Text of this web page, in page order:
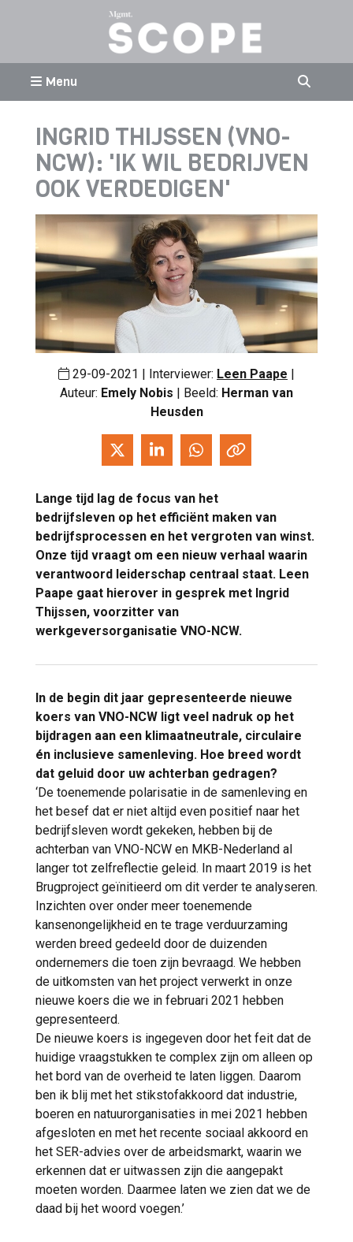
Menu
INGRID THIJSSEN (VNO-
NCW): 'IK WIL BEDRIJVEN
OOK VERDEDIGEN'
29-09-2021 | Interviewer: Leen Paape |
Auteur: Emely Nobis | Beeld: Herman van
Heusden
Lange tijd lag de focus van het
bedrijfsleven op het efficiënt maken van
bedrijfsprocessen en het vergroten van winst.
Onze tijd vraagt om een nieuw verhaal waarin
verantwoord leiderschap centraal staat. Leen
Paape gaat hierover in gesprek met Ingrid
Thijssen, voorzitter van
werkgeversorganisatie VNO-NCW.
In de begin dit jaar gepresenteerde nieuwe
koers van VNO-NCW ligt veel nadruk op het
bijdragen aan een klimaatneutrale, circulaire
én inclusieve samenleving. Hoe breed wordt
dat geluid door uw achterban gedragen?
‘De toenemende polarisatie in de samenleving en
het besef dat er niet altijd even positief naar het
bedrijfsleven wordt gekeken, hebben bij de
achterban van VNO-NCW en MKB-Nederland al
langer tot zelfreflectie geleid. In maart 2019 is het
Brugproject geïnitieerd om dit verder te analyseren.
Inzichten over onder meer toenemende
kansenongelijkheid en te trage verduurzaming
werden breed gedeeld door de duizenden
ondernemers die toen zijn bevraagd. We hebben
de uitkomsten van het project verwerkt in onze
nieuwe koers die we in februari 2021 hebben
gepresenteerd.
De nieuwe koers is ingegeven door het feit dat de
huidige vraagstukken te complex zijn om alleen op
het bord van de overheid te laten liggen. Daarom
ben ik blij met het stikstofakkoord dat industrie,
boeren en natuurorganisaties in mei 2021 hebben
afgesloten en met het recente sociaal akkoord en
het SER-advies over de arbeidsmarkt, waarin we
erkennen dat er uitwassen zijn die aangepakt
moeten worden. Daarmee laten we zien dat we de
daad bij het woord voegen.’